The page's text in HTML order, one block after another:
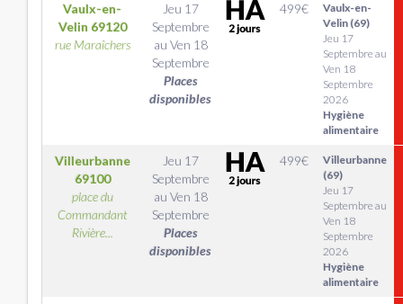
Vaulx-en-
Velin 69120
rue Maraîchers
Jeu 17
Septembre
au Ven 18
Septembre
Places
disponibles
499€
Vaulx-en-
Velin (69)
Jeu 17
Septembre au
Ven 18
Septembre
2026
Hygiène
alimentaire
Villeurbanne
69100
place du
Commandant
Rivière...
Jeu 17
Septembre
au Ven 18
Septembre
Places
disponibles
499€
Villeurbanne
(69)
Jeu 17
Septembre au
Ven 18
Septembre
2026
Hygiène
alimentaire